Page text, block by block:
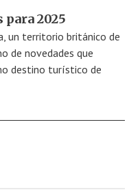
2025
un territorio británico de
de novedades que
destino turístico de